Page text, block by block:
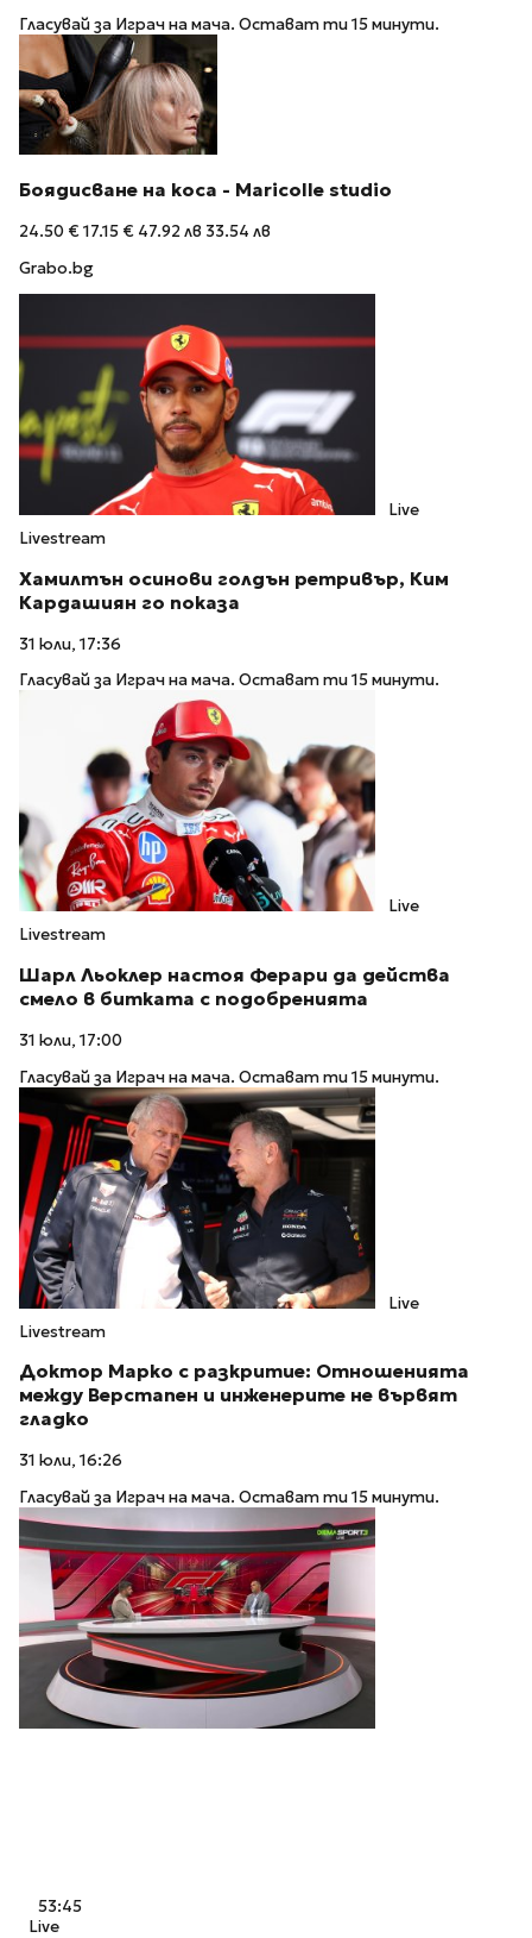
Гласувай за Играч на мача. Остават ти 15 минути.
Боядисване на коса - Maricolle studio
24.50 €17.15 € 47.92 лв 33.54 лв
Grabo.bg
Live
Livestream
Хамилтън осинови голдън ретривър, Ким
Кардашиян го показа
31 юли, 17:36
Гласувай за Играч на мача. Остават ти 15 минути.
Live
Livestream
Шарл Льоклер настоя Ферари да действа
смело в битката с подобренията
31 юли, 17:00
Гласувай за Играч на мача. Остават ти 15 минути.
Live
Livestream
Доктор Марко с разкритие: Отношенията
между Верстапен и инженерите не вървят
гладко
31 юли, 16:26
Гласувай за Играч на мача. Остават ти 15 минути.
53:45
Live